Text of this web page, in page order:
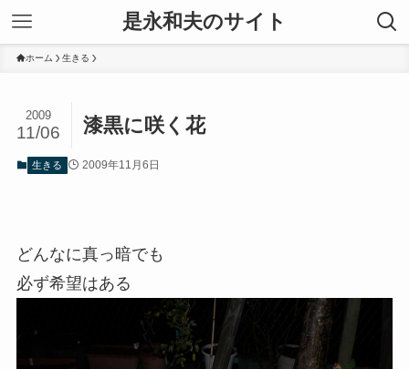
是永和夫のサイト
ホーム 生きる
漆黒に咲く花
2009
11/06
生きる 2009年11月6日
どんなに真っ暗でも
必ず希望はある